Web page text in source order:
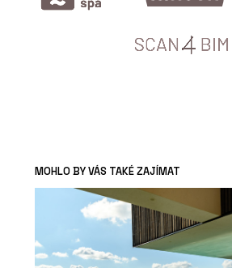
MOHLO BY VÁS TAKÉ ZAJÍMAT